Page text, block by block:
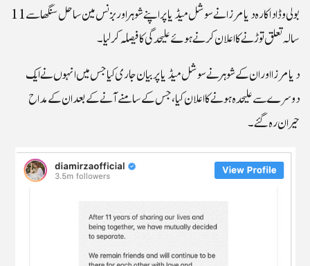
بولی وڈ اداکارہ دیا مرزا نے سوشل میڈیا پر اپنے شوہر اور بزنس مین ساحل سنگھا سے 11
سالہ تعلق توڑنے کا اعلان کرنے ہوئے علیحدگی کا فیصلہ کرلیا۔
دیا مرزا اور ان کے شوہر نے سوشل میڈیا پر بیان جاری کیا جس میں انہوں نے ایک
دوسرے سے علیحدہ ہونے کا اعلان کیا، جس کے سامنے آنے کے بعد ان کے مداح
حیران رہ گئے۔